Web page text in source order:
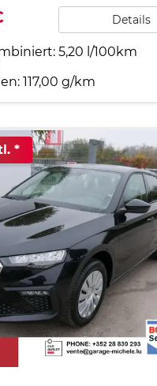
Details
5,20 l/100km
117,00 g/km